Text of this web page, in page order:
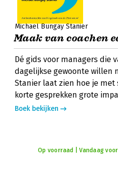
Michael Bungay Stanier
Maak van coachen
Dé gids voor managers die
dagelijkse gewoonte willen
Stanier laat zien hoe je met
korte gesprekken grote
Boek bekijken
Op voorraad | Vandaag